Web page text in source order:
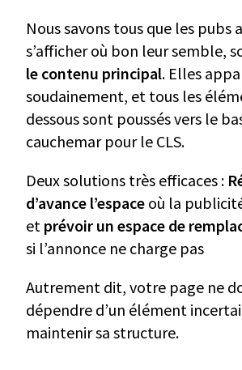
Nous savons tous que les pubs
s’afficher où bon leur semble,
le contenu principal. Elles
soudainement, et tous les
dessous sont poussés vers le
cauchemar pour le CLS.
Deux solutions très efficaces :
d’avance l’espace où la
et prévoir un espace de
si l’annonce ne charge pas
Autrement dit, votre page ne
dépendre d’un élément
maintenir sa structure.